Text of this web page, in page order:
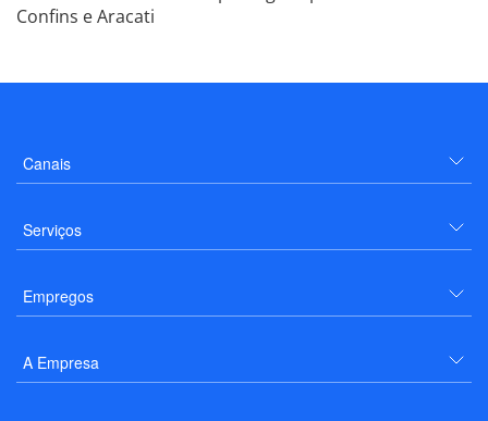
Confins e Aracati
Canais
Serviços
Empregos
A Empresa